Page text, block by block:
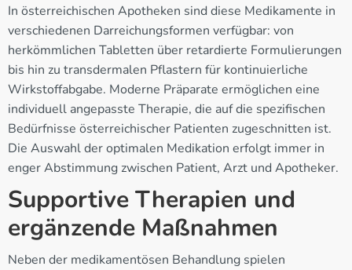
In österreichischen Apotheken sind diese Medikamente in
verschiedenen Darreichungsformen verfügbar: von
herkömmlichen Tabletten über retardierte Formulierungen
bis hin zu transdermalen Pflastern für kontinuierliche
Wirkstoffabgabe. Moderne Präparate ermöglichen eine
individuell angepasste Therapie, die auf die spezifischen
Bedürfnisse österreichischer Patienten zugeschnitten ist.
Die Auswahl der optimalen Medikation erfolgt immer in
enger Abstimmung zwischen Patient, Arzt und Apotheker.
Supportive Therapien und
ergänzende Maßnahmen
Neben der medikamentösen Behandlung spielen